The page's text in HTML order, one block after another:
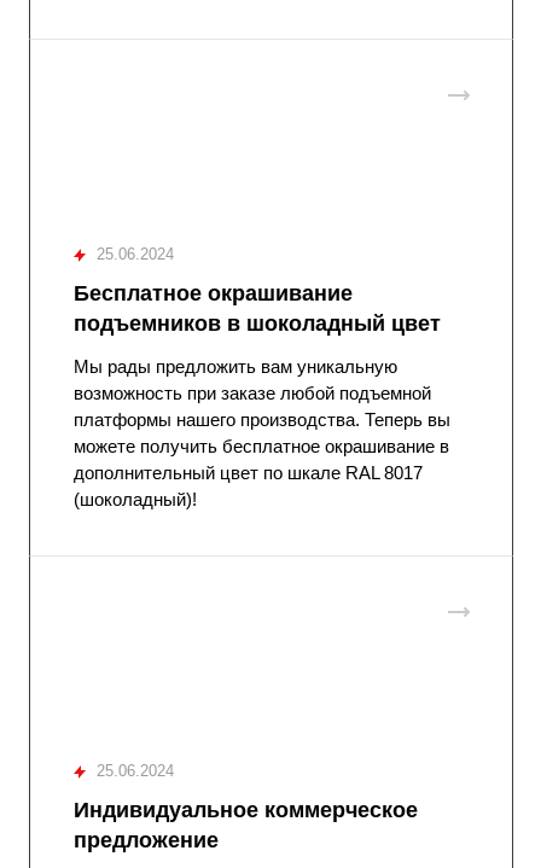
25.06.2024
Бесплатное окрашивание
подъемников в шоколадный цвет
Мы рады предложить вам уникальную
возможность при заказе любой подъемной
платформы нашего производства. Теперь вы
можете получить бесплатное окрашивание в
дополнительный цвет по шкале RAL 8017
(шоколадный)!
25.06.2024
Индивидуальное коммерческое
предложение